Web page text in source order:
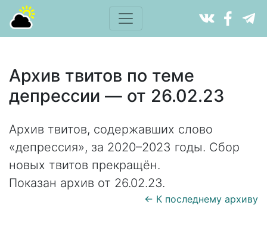
Архив твитов по теме
депрессии — от 26.02.23
Архив твитов, содержавших слово
«депрессия», за 2020–2023 годы. Сбор
новых твитов прекращён.
Показан архив от 26.02.23.
← К последнему архиву